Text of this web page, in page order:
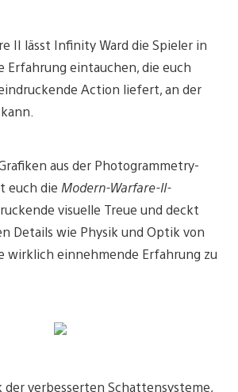
II lässt Infinity Ward die Spieler in
Erfahrung eintauchen, die euch
Action liefert, an der
aus der Photogrammetry-
euch die Modern-Warfare-II-
visuelle Treue und deckt
Details wie Physik und Optik von
wirklich einnehmende Erfahrung zu
der verbesserten Schattensysteme,